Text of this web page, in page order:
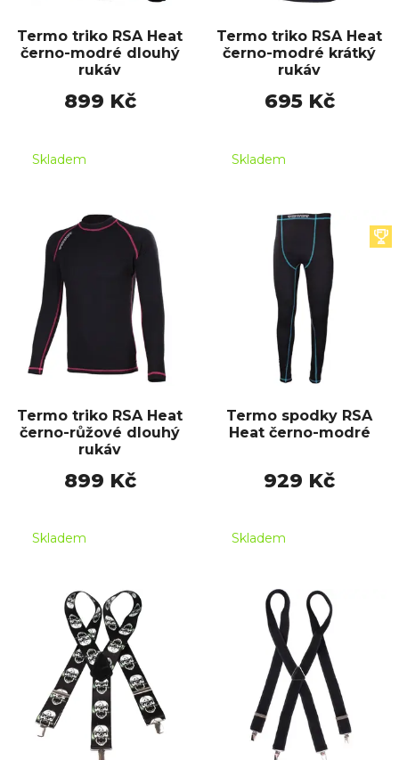
Termo triko RSA Heat
černo-modré dlouhý
rukáv
899 Kč
Skladem
Termo triko RSA Heat
černo-modré krátký
rukáv
695 Kč
Skladem
Termo triko RSA Heat
černo-růžové dlouhý
rukáv
899 Kč
Skladem
Termo spodky RSA
Heat černo-modré
929 Kč
Skladem